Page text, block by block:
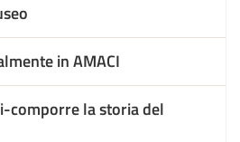
in AMACI
comporre la storia del